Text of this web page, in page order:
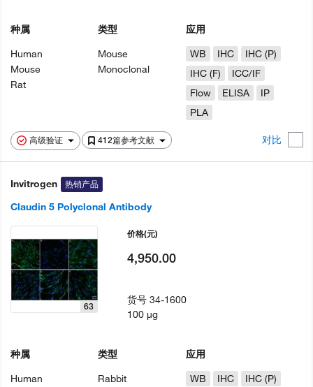
高级验证 412篇参考文献 对比
种属
Human
Mouse
Rat
类型
Mouse
Monoclonal
应用
WB
IHC
IHC (P)
IHC (F)
ICC/IF
Flow
ELISA
IP
PLA
Invitrogen 热销产品
Claudin 5 Polyclonal Antibody
63
种属
Human
类型
Rabbit
应用
WB
IHC
IHC (P)
价格(元)
4,950.00
货号34-1600
100 µg